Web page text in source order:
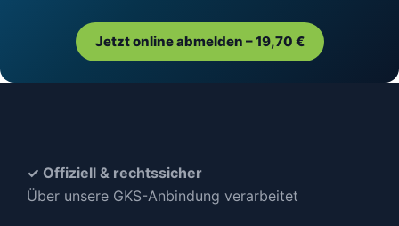
Jetzt online abmelden – 19,70 €
✓ Offiziell & rechtssicher
Über unsere GKS-Anbindung verarbeitet